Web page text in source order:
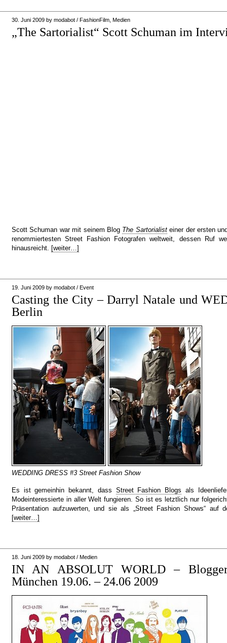
30. Juni 2009 by modabot / FashionFilm Medien
„The Sartorialist“ Scott Schuman im
Scott Schuman war mit seinem Blog The Sartorialisteiner der ersten
renommiertesten Street Fashion Fotografen weltweit, dessen Ruf
hinausreicht. [weiter…]
19. Juni 2009 by modabot / Event
Casting the City – Darryl Natale und
Berlin
WEDDING DRESS #3 Street Fashion Show
Es ist gemeinhin bekannt, dass Street Fashion Blogs als
Modeinteressierte in aller Welt fungieren. So ist es letztlich nur
Präsentation aufzuwerten, und sie als „Street Fashion Shows“ auf
[weiter…]
18. Juni 2009 by modabot / Medien
IN AN ABSOLUT WORLD –
München 19.06. – 24.06 2009